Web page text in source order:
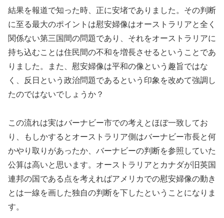
結果を報道で知った時、正に安堵でありました。その判断
に至る最大のポイントは慰安婦像はオーストラリアと全く
関係ない第三国間の問題であり、それをオーストラリアに
持ち込むことは住民間の不和を増長させるということであ
りました。また、慰安婦像は平和の像という趣旨ではな
く、反日という政治問題であるという印象を改めて強調し
たのではないでしょうか？
この流れは実はバーナビー市での考えとほぼ一致してお
り、もしかするとオーストラリア側はバーナビー市長と何
かやり取りがあったか、バーナビーの判断を参照していた
公算は高いと思います。オーストラリアとカナダが旧英国
連邦の国である点を考えればアメリカでの慰安婦像の動き
とは一線を画した独自の判断を下したということになりま
す。